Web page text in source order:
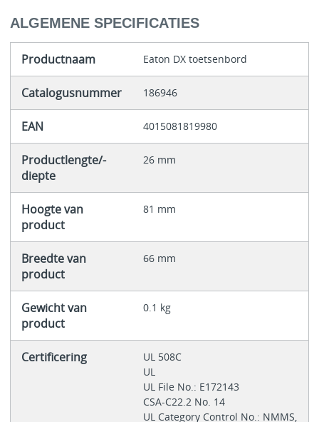
ALGEMENE SPECIFICATIES
Productnaam Eaton DX toetsenbord
Catalogusnummer 186946
EAN 4015081819980
Productlengte/-
diepte
26 mm
Hoogte van
product
81 mm
Breedte van
product
66 mm
Gewicht van
product
0.1 kg
Certificering
UL 508C
UL
UL File No.: E172143
CSA-C22.2 No. 14
UL Category Control No.: NMMS,